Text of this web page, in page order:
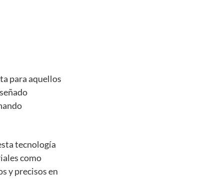
para aquellos
tecnología
como
y precisos en